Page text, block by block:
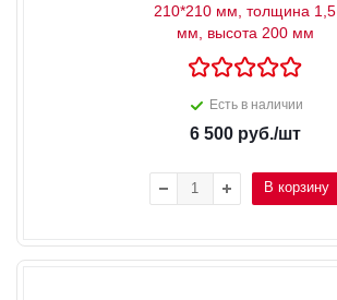
210*210 мм, толщина 1,5
мм, высота 200 мм
Есть в наличии
6 500руб./шт
В корзину